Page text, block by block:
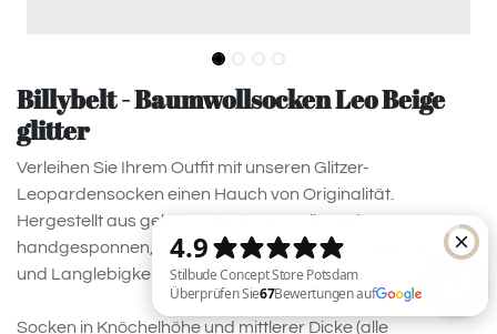
Billybelt - Baumwollsocken Leo Beige
glitter
Verleihen Sie Ihrem Outfit mit unseren Glitzer-
Leopardensocken einen Hauch von Originalität.
Hergestellt aus gekämmter Baumwolle und
handgesponnen, garantiert dieses Paar Socken Komfort
und Langlebigkeit.
Socken in Knöchelhöhe und mittlerer Dicke (alle